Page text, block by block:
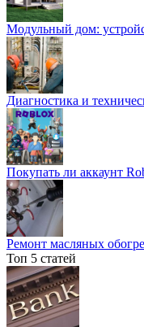
Модульный дом:
Диагностика и
Покупать ли аккаунт
Ремонт масляных
Топ 5 статей